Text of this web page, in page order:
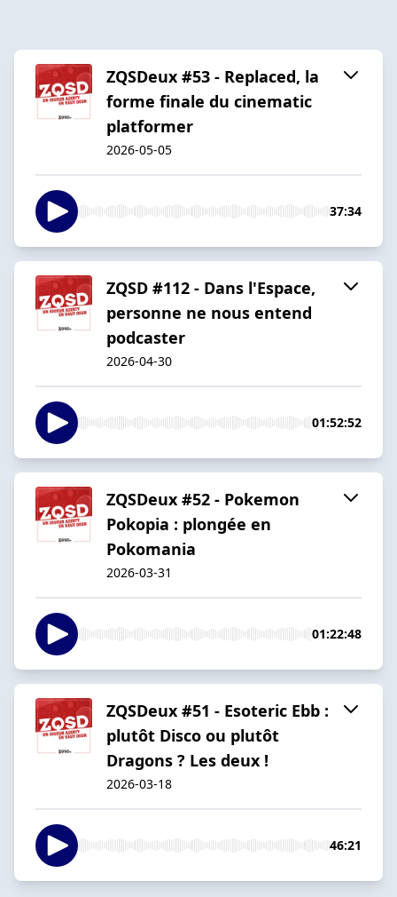
ZQSDeux #53 - Replaced, la
forme finale du cinematic
platformer
2026-05-05
37:34
ZQSD #112 - Dans l'Espace,
personne ne nous entend
podcaster
2026-04-30
01:52:52
ZQSDeux #52 - Pokemon
Pokopia : plongée en
Pokomania
2026-03-31
01:22:48
ZQSDeux #51 - Esoteric Ebb :
plutôt Disco ou plutôt
Dragons ? Les deux !
2026-03-18
46:21